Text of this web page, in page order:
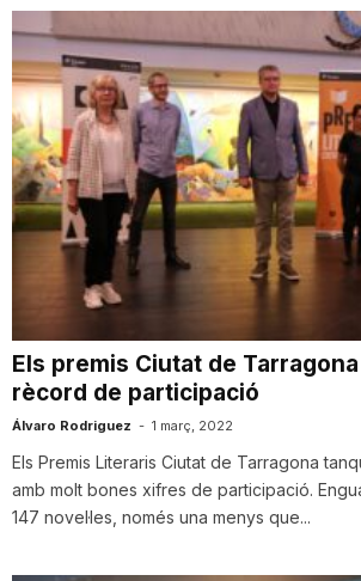
o
n
Els premis Ciutat de
rècord de participació
Álvaro Rodriguez - 1 març, 2022
Els Premis Literaris Ciutat de Tarragona
amb molt bones xifres de participació.
147 novel·les, només una menys que...